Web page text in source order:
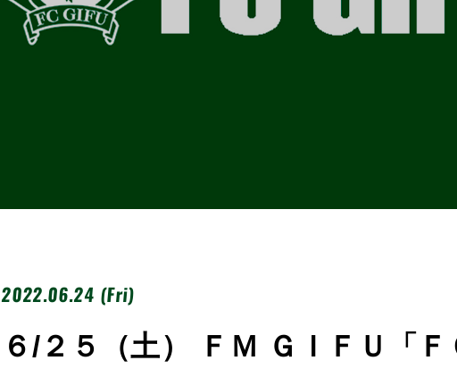
2022.06.24 (Fri)
６/２５（土） ＦＭ ＧＩＦＵ「